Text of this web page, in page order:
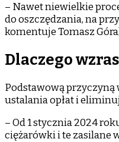
– Nawet niewielkie
do oszczędzania, na
komentuje Tomasz
Dlaczego
Podstawową przyczyną
ustalania opłat i
– Od 1 stycznia 2024
ciężarówki i te zasilane